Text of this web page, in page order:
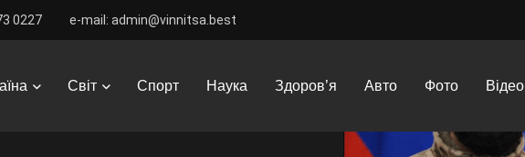
0227 e-mail: admin@vinnitsa.best
Світ Спорт Наука Здоров’я Авто Фото Відео
/ ВСУ ліквідували російського офіцера, якого нагромадив Путін